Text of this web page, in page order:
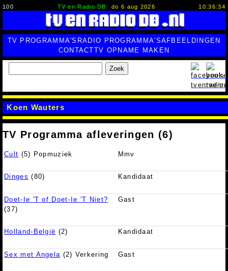
100 TV en Radio DB do 6 aug 2026 10:36:35
TV PROGRAMMA'S RADIO PROGRAMMA'SAFBEELDINGEN
CONTACTTV OPNAME MAKEN
Zoek
Koen Wauters
TV Programma afleveringen (6)
Cult (5) Popmuziek Mmv
Dinges (80) Kandidaat
Doet-Ie 'T of Doet-Ie 'T Niet?
(37)
Gast
Holland-België (2) Kandidaat
Sex met Angela (2) Verkering Gast